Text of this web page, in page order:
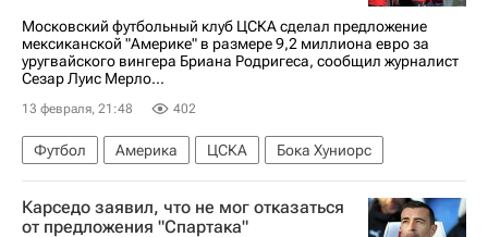
Московский футбольный клуб ЦСКА сделал предложение
мексиканской "Америке" в размере 9,2 миллиона евро за
уругвайского вингера Бриана Родригеса, сообщил журналист
Сезар Луис Мерло...
13 февраля, 21:48 402
Футбол Америка ЦСКА Бока Хуниорс
Карседо заявил, что не мог отказаться
от предложения "Спартака"